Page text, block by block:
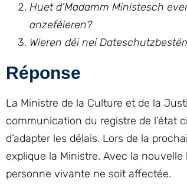
Huet d’Madamm Ministesch
anzeféieren?
Wieren déi nei
Réponse
La Ministre de la Culture et de la
communication du registre de l’état
d’adapter les délais. Lors de la
explique la Ministre. Avec la
personne vivante ne soit affectée.